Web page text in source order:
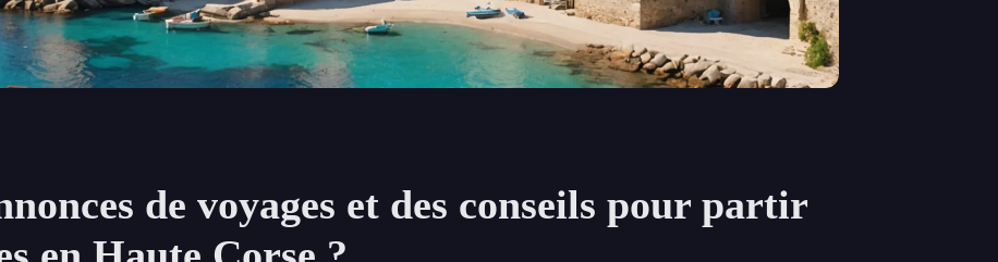
de voyages et des conseils pour partir